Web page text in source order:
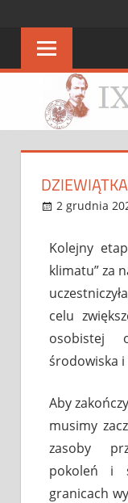
strona
LO
2 grudnia
Kolejny
klimatu” za
celu
osobistej
środowiska i
Aby
musimy
zasoby
pokoleń i
granicach